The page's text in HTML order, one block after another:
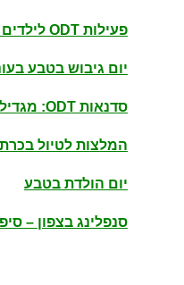
פעילות ODT לילדים ולנוער
יום גיבוש בטבע
סדנאות ODT: מגדילים את התפוקה בעזרת גיבוש בטבע
המלצות לטיול
יום הולדת בטבע
סנפלינג בצפון –